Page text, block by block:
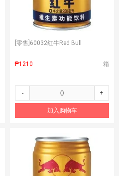
[零售] 60032红牛Red Bull
₱1210 箱
- +
加入购物车